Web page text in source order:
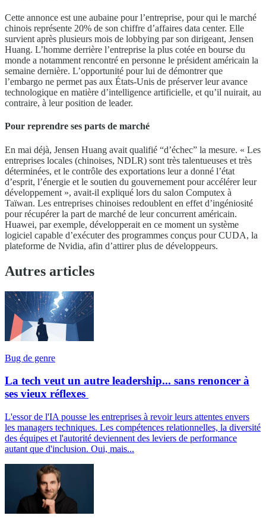
Cette annonce est une aubaine pour l’entreprise, pour qui le marché
chinois représente 20% de son chiffre d’affaires data center. Elle
survient après plusieurs mois de lobbying par son dirigeant, Jensen
Huang. L’homme derrière l’entreprise la plus cotée en bourse du
monde a notamment rencontré en personne le président américain la
semaine dernière. L’opportunité pour lui de démontrer que
l’embargo ne permet pas aux États-Unis de préserver leur avance
technologique en matière d’intelligence artificielle, et qu’il nuirait, au
contraire, à leur position de leader.
Pour reprendre ses parts de marché
En mai déjà, Jensen Huang avait qualifié “d’échec” la mesure. « Les
entreprises locales (chinoises, NDLR) sont très talentueuses et très
déterminées, et le contrôle des exportations leur a donné l’état
d’esprit, l’énergie et le soutien du gouvernement pour accélérer leur
développement », avait-il expliqué lors du salon Computex à
Taïwan. Les entreprises chinoises redoublent en effet d’ingéniosité
pour récupérer la part de marché de leur concurrent américain.
Huawei, par exemple, développerait en ce moment un système
logiciel capable d’exécuter des programmes conçus pour CUDA, la
plateforme de Nvidia, afin d’attirer plus de développeurs.
Autres articles
Bug de genre
La tech veut un autre leadership... sans renoncer à
ses vieux réflexes
L'essor de l'IA pousse les entreprises à revoir leurs attentes envers
les managers techniques. Les compétences relationnelles, la diversité
des équipes et l'autorité deviennent des leviers de performance
autant que d'inclusion. Oui, mais...